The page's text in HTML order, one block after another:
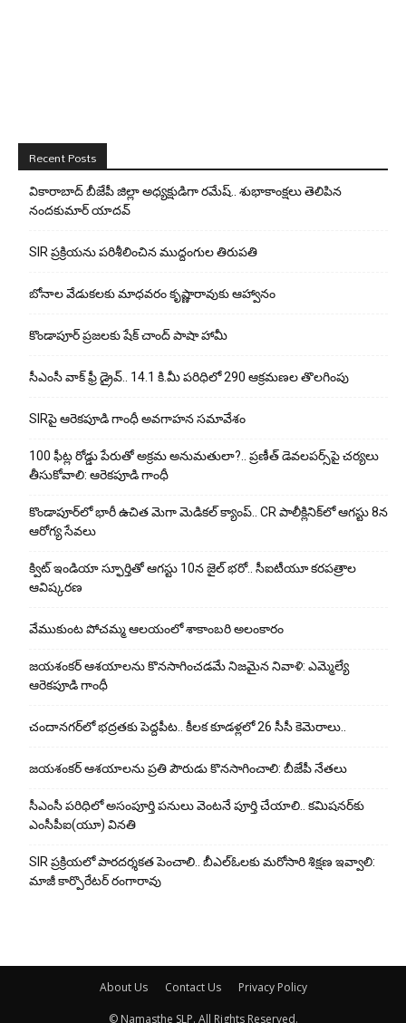
Recent Posts
వికారాబాద్ బీజేపీ జిల్లా అధ్యక్షుడిగా రమేష్‌.. శుభాకాంక్షలు తెలిపిన
నందకుమార్ యాదవ్
SIR ప్రక్రియను పరిశీలించిన ముద్దంగుల తిరుపతి
బోనాల వేడుకలకు మాధవరం కృష్ణారావుకు ఆహ్వానం
కొండాపూర్ ప్రజలకు షేక్ చాంద్ పాషా హామీ
సీఎంసీ వాక్ ఫ్రీ డ్రైవ్.. 14.1 కి.మీ పరిధిలో 290 ఆక్రమణల తొలగింపు
SIRపై ఆరెకపూడి గాంధీ అవగాహన సమావేశం
100 ఫీట్ల రోడ్డు పేరుతో అక్రమ అనుమతులా?.. ప్రణీత్ డెవలపర్స్‌పై చర్యలు
తీసుకోవాలి: ఆరెకపూడి గాంధీ
కొండాపూర్‌లో భారీ ఉచిత మెగా మెడికల్ క్యాంప్.. CR పాలీక్లినిక్‌లో ఆగస్టు 8న
ఆరోగ్య సేవలు
క్విట్ ఇండియా స్ఫూర్తితో ఆగస్టు 10న జైల్ భరో.. సీఐటీయూ కరపత్రాల
ఆవిష్కరణ
వేముకుంట పోచమ్మ ఆలయంలో శాకాంబరి అలంకారం
జయశంకర్ ఆశయాలను కొనసాగించడమే నిజమైన నివాళి: ఎమ్మెల్యే
ఆరెక‌పూడి గాంధీ
చందానగర్‌లో భద్రతకు పెద్దపీట.. కీలక కూడళ్లలో 26 సీసీ కెమెరాలు..
జయశంకర్ ఆశయాలను ప్రతి పౌరుడు కొనసాగించాలి: బీజేపీ నేతలు
సీఎంసీ పరిధిలో అసంపూర్తి పనులు వెంటనే పూర్తి చేయాలి.. కమిషనర్‌కు
ఎంసీపీఐ(యూ) వినతి
SIR ప్రక్రియలో పారదర్శకత పెంచాలి.. బీఎల్ఓలకు మరోసారి శిక్షణ ఇవ్వాలి:
మాజీ కార్పొరేటర్ రంగారావు
About Us Contact Us Privacy Policy
© Namasthe SLP. All Rights Reserved.